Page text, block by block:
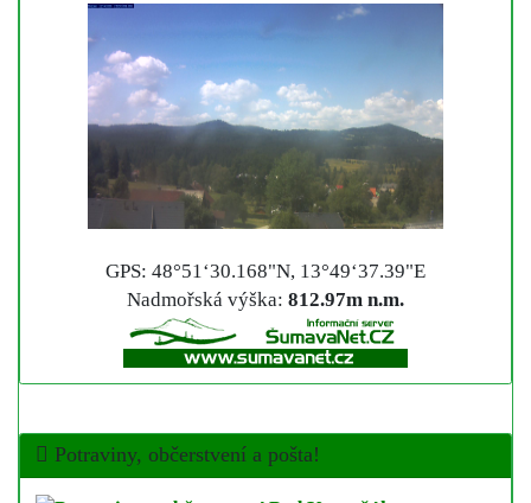
GPS: 48°51‘30.168"N, 13°49‘37.39"E
Nadmořská výška: 812.97m n.m.
Potraviny, občerstvení a pošta!